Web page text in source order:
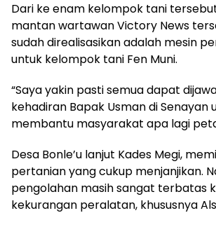
Dari ke enam kelompok tani
mantan wartawan Victory News
sudah direalisasikan adalah mesin
untuk kelompok tani Fen Muni.
“Saya yakin pasti semua dapat
kehadiran Bapak Usman di Senayan
membantu masyarakat apa lagi
Desa Bonle’u lanjut Kades Megi,
pertanian yang cukup menjanjikan.
pengolahan masih sangat terbatas
kekurangan peralatan, khususnya